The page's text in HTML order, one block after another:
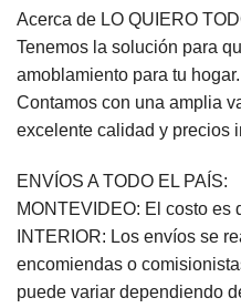
Acerca de LO QUIERO
Tenemos la solución para
amoblamiento para tu hogar.
Contamos con una amplia
excelente calidad y precios
ENVÍOS A TODO EL PAÍS:
MONTEVIDEO: El costo es
INTERIOR: Los envíos se
encomiendas o
puede variar dependiendo